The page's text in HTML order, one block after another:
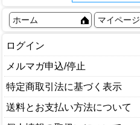
ホーム マイページ
ログイン
メルマガ申込/停止
特定商取引法に基づく表示
送料とお支払い方法について